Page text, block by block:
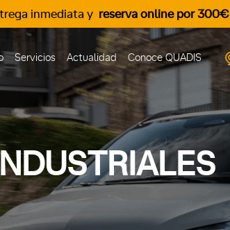
inmediata y reserva online por 300€
Servicios Actualidad Conoce QUADIS